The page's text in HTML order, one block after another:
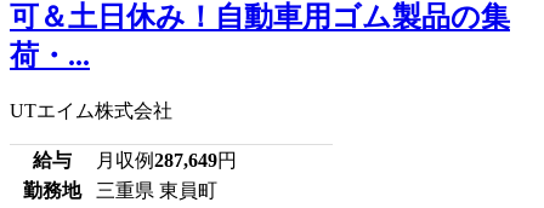
可＆土日休み！自動車用ゴム製品の集
荷・...
UTエイム株式会社
給与 月収例287,649円
勤務地
三重県 東員町